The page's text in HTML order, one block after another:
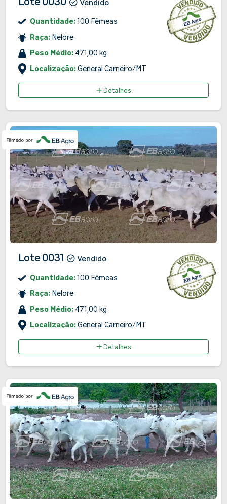
Vendido
Quantidade:100 Fêmeas
Raça: Nelore
Peso Médio: 471,00 kg
Localização:General Carneiro/MT
Detalhes
Lote 0031 Vendido
Quantidade:100 Fêmeas
Raça: Nelore
Peso Médio: 471,00 kg
Localização:General Carneiro/MT
Detalhes